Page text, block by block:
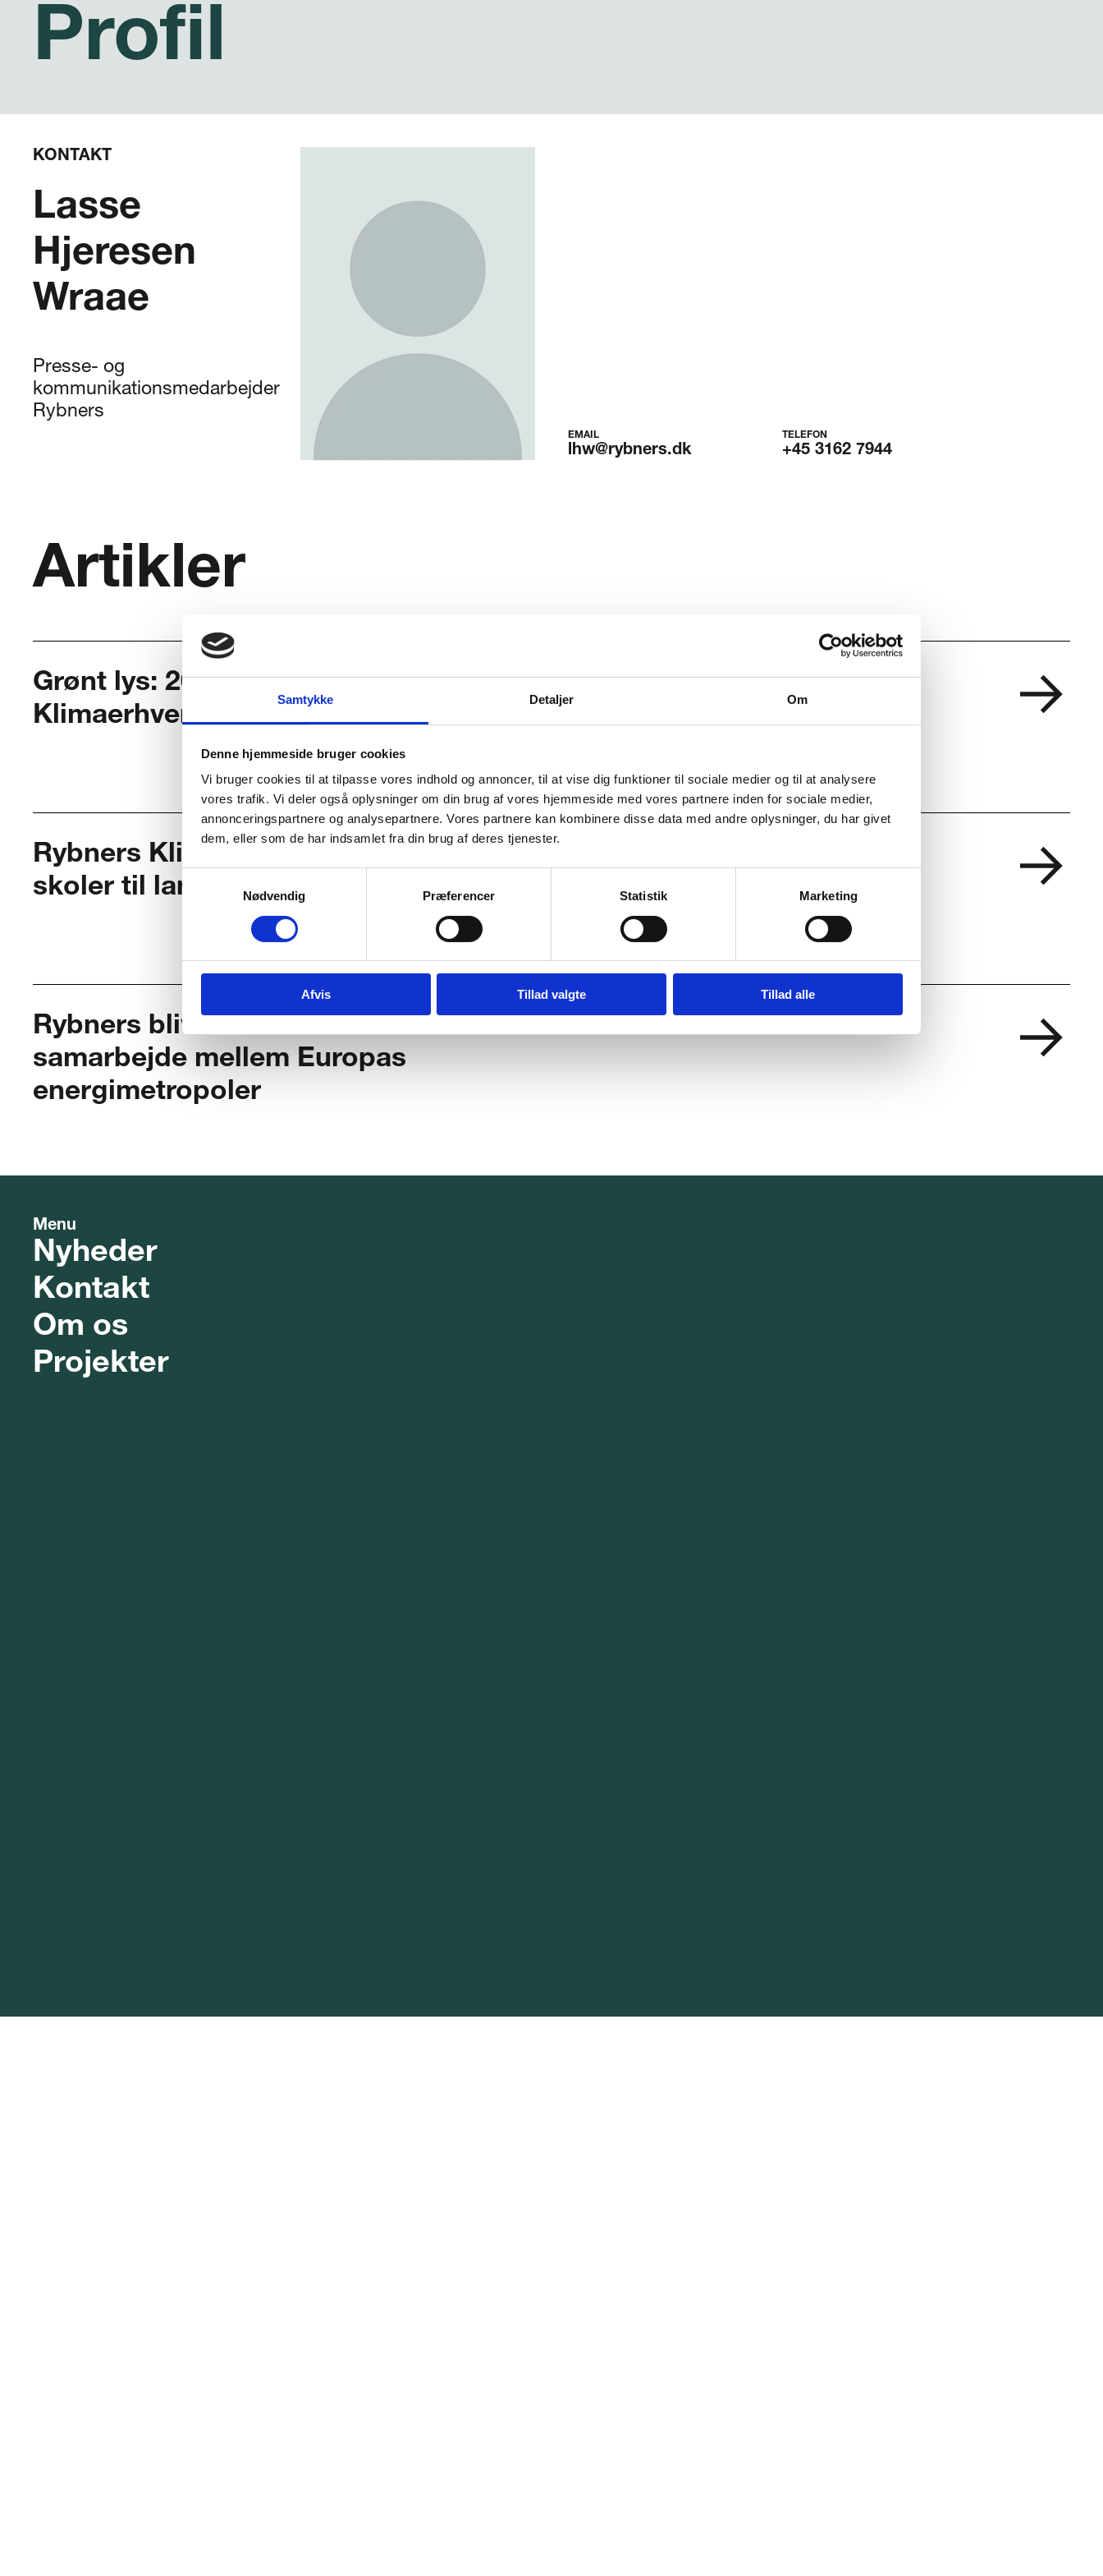
Samtykke Detaljer Om
Denne hjemmeside bruger cookies
Vi bruger cookies til at tilpasse vores indhold og annoncer, til at vise dig funktioner til sociale medier og til at analysere
vores trafik. Vi deler også oplysninger om din brug af vores hjemmeside med vores partnere inden for sociale medier,
annonceringspartnere og analysepartnere. Vores partnere kan kombinere disse data med andre oplysninger, du har givet
dem, eller som de har indsamlet fra din brug af deres tjenester.
Nødvendig
Præferencer Statistik Marketing
Afvis Tillad valgte Tillad alle
Profil
KONTAKT
Lasse
Hjeresen
Wraae
Presse- og
kommunikationsmedarbejder
Rybners
EMAIL
lhw@rybners.dk
TELEFON
+45 3162 7944
Artikler
Grønt lys: 2026 plan for Rybners
Klimaerhvervsskole godkendt
Rybners Klimaerhvervsskole samler 13
skoler til landsdækkende skolenetværk
Rybners bliver del af internationalt
samarbejde mellem Europas
energimetropoler
Menu
Nyheder
Kontakt
Om os
Projekter